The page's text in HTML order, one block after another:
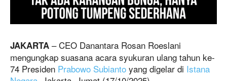
JAKARTA – CEO Danantara Rosan Roeslani
mengungkap suasana acara syukuran ulang tahun ke-
74 Presiden Prabowo Subianto yang digelar di Istana